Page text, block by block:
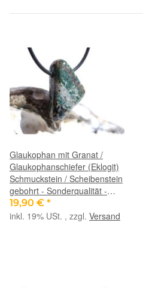
Glaukophan mit Granat /
Glaukophanschiefer (Eklogit)
Schmuckstein / Scheibenstein
gebohrt - Sonderqualität -
Handarbeit - ca. 2,8 cm x 1,9
cm x 1 cm
19,90 € *
inkl. 19% USt. , zzgl. Versand